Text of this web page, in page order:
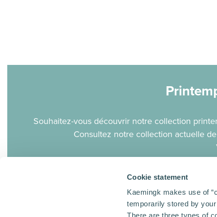
Cookie statement
Kaemingk makes use of
temporarily stored by
Souhaitez-vous découvrir notre collection
Consultez notre collection actuelle